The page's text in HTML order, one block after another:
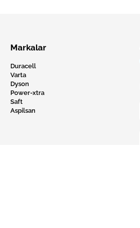
Markalar
Duracell
Varta
Dyson
Power-xtra
Saft
Aspilsan